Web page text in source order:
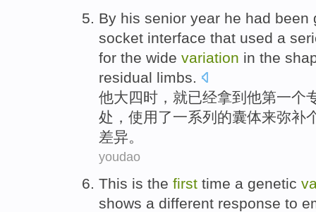
By his senior year he had been
socket interface that used a
for the wide variation in the
residual limbs.
他大四时 ， 就已经拿到 他第一个
处， 使用了一系列 的囊体来弥补
差异。
youdao
This is the first time a genetic
shows a different response to